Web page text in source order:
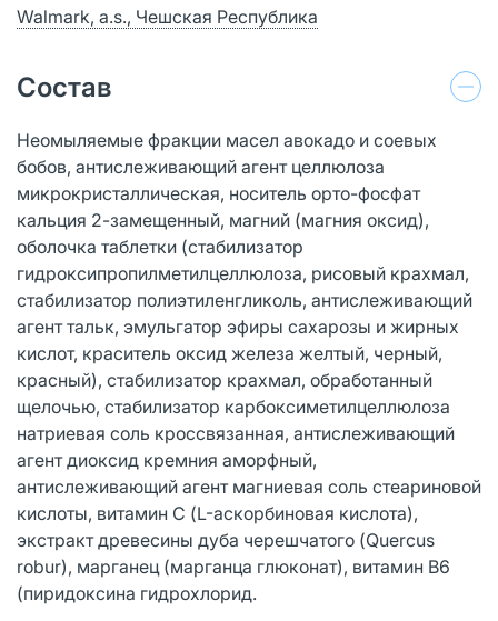
Walmark, a.s., Чешская Республика
Состав
Неомыляемые фракции масел авокадо и соевых
бобов, антислеживающий агент целлюлоза
микрокристаллическая, носитель орто-фосфат
кальция 2-замещенный, магний (магния оксид),
оболочка таблетки (стабилизатор
гидроксипропилметилцеллюлоза, рисовый крахмал,
стабилизатор полиэтиленгликоль, антислеживающий
агент тальк, эмульгатор эфиры сахарозы и жирных
кислот, краситель оксид железа желтый, черный,
красный), стабилизатор крахмал, обработанный
щелочью, стабилизатор карбоксиметилцеллюлоза
натриевая соль кроссвязанная, антислеживающий
агент диоксид кремния аморфный,
антислеживающий агент магниевая соль стеариновой
кислоты, витамин С (L-аскорбиновая кислота),
экстракт древесины дуба черешчатого (Quercus
robur), марганец (марганца глюконат), витамин В6
(пиридоксина гидрохлорид.